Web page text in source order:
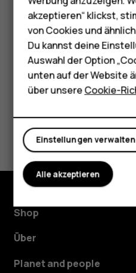
HMD Terra M
Für
Tablets
Shop
Mein Konto
Sprachsuche zu
und lassen Sie die
von Google auf dem
Did you find this
Ja Nein
Shop
Über
Planet and people
akzeptieren“ klickst,
von Cookies und
Du kannst deine
Auswahl der Option
unten auf der Website
über unsereCookie-
Einstellungen verwalten
Alle akzeptieren